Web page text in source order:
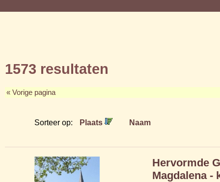
1573 resultaten
« Vorige pagina
Sorteer op: Plaats Naam
Hervormde
Magdalena -